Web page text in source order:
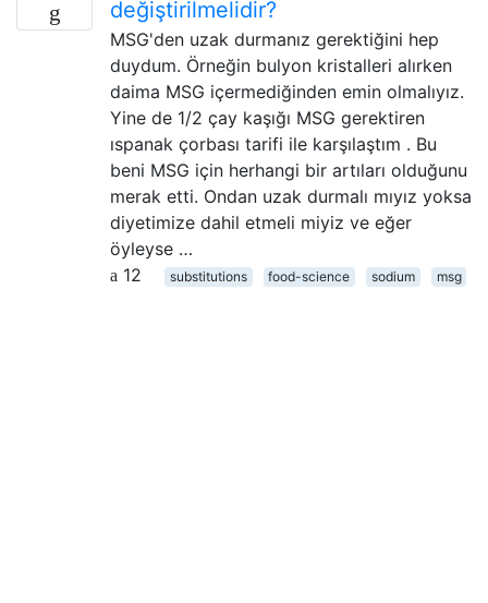
değiştirilmelidir?
MSG'den uzak durmanız gerektiğini hep
duydum. Örneğin bulyon kristalleri alırken
daima MSG içermediğinden emin olmalıyız.
Yine de 1/2 çay kaşığı MSG gerektiren
ıspanak çorbası tarifi ile karşılaştım . Bu
beni MSG için herhangi bir artıları olduğunu
merak etti. Ondan uzak durmalı mıyız yoksa
diyetimize dahil etmeli miyiz ve eğer
öyleyse …
12
substitutions food-science sodium msg